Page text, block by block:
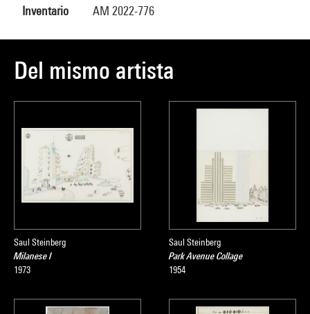
Inventario AM 2022-776
Del mismo artista
Saul Steinberg
Milanese I
1973
Saul Steinberg
Park Avenue Collage
1954